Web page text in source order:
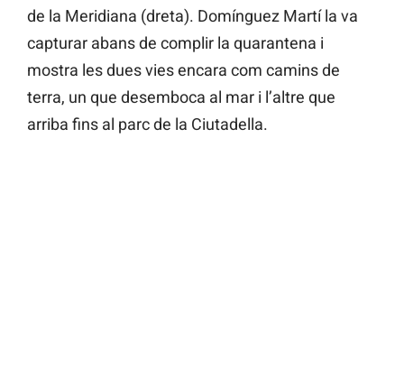
de la Meridiana (dreta). Domínguez Martí la va
capturar abans de complir la quarantena i
mostra les dues vies encara com camins de
terra, un que desemboca al mar i l’altre que
arriba fins al parc de la Ciutadella.